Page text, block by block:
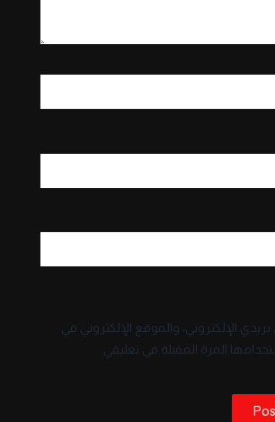
الإلكتروني، والموقع الإلكتروني في
المرة المقبلة في تعليقي.